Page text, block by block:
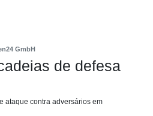
GmbH
de defesa
ataque contra adversários em